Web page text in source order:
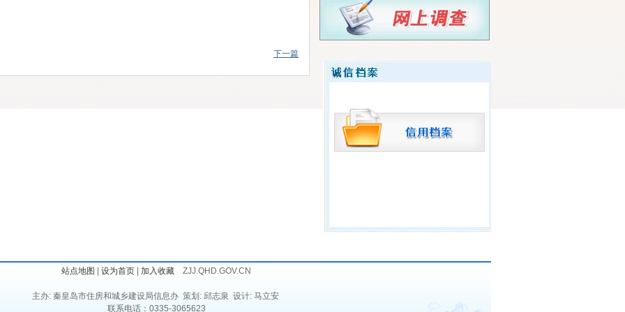
下一篇
站点地图 设为首页 加入收藏 ZJJ.QHD.GOV.CN
主办: 秦皇岛市住房和城乡建设局信息办 策划: 邱志泉 设计: 马立安
联系电话：0335-3065623